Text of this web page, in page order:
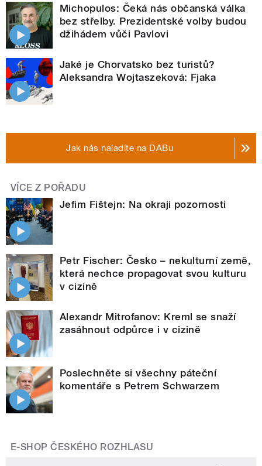
Michopulos: Čeká nás občanská válka
bez střelby. Prezidentské volby budou
džihádem vůči Pavlovi
Jaké je Chorvatsko bez turistů?
Aleksandra Wojtaszeková: Fjaka
Jak nás naladíte na DABu
VÍCE Z POŘADU
Jefim Fištejn: Na okraji pozornosti
Petr Fischer: Česko – nekulturní země,
která nechce propagovat svou kulturu
v cizině
Alexandr Mitrofanov: Kreml se snaží
zasáhnout odpůrce i v cizině
Poslechněte si všechny páteční
komentáře s Petrem Schwarzem
E-SHOP ČESKÉHO ROZHLASU